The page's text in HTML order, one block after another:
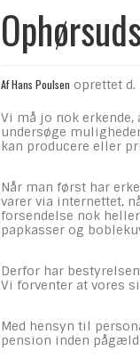
AfHans Poulsen oprettet d.
Vi må jo nok
undersøge
kan producere eller
Når man først har
varer via internettet,
forsendelse nok
papkasser og
Derfor har
Vi forventer at vores
Med hensyn til
pension inden